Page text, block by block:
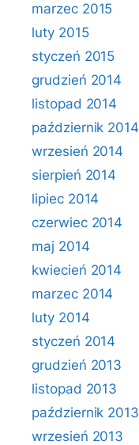
marzec 2015
luty 2015
styczeń 2015
grudzień 2014
listopad 2014
październik 2014
wrzesień 2014
sierpień 2014
lipiec 2014
czerwiec 2014
maj 2014
kwiecień 2014
marzec 2014
luty 2014
styczeń 2014
grudzień 2013
listopad 2013
październik 2013
wrzesień 2013